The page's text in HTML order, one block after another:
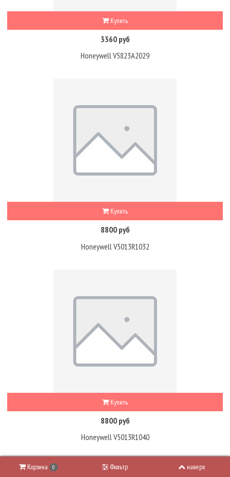
Купить
3360 руб
Honeywell V5823A2029
Купить
8800 руб
Honeywell V5013R1032
Купить
8800 руб
Honeywell V5013R1040
Корзина 0 Фильтр наверх